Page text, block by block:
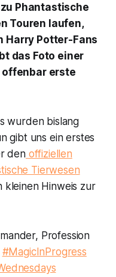
Phantastische
Touren laufen,
Harry Potter-Fans
das Foto einer
offenbar erste
wurden bislang
gibt uns ein erstes
denoffiziellen
Tierwesen
Hinweis zur
Profession
#MagicInProgress